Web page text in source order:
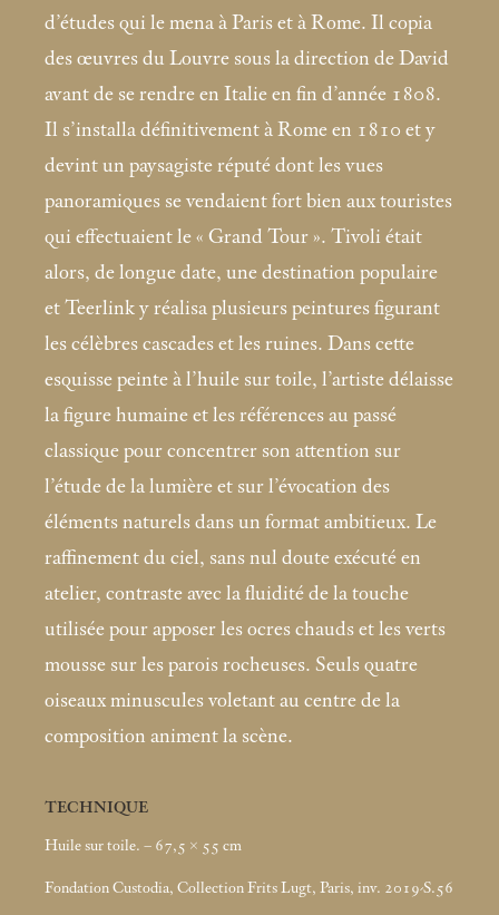
d’études qui le mena à Paris et à Rome. Il copia
des œuvres du Louvre sous la direction de David
avant de se rendre en Italie en fin d’année 1808.
Il s’installa définitivement à Rome en 1810 et y
devint un paysagiste réputé dont les vues
panoramiques se vendaient fort bien aux touristes
qui effectuaient le « Grand Tour ». Tivoli était
alors, de longue date, une destination populaire
et Teerlink y réalisa plusieurs peintures figurant
les célèbres cascades et les ruines. Dans cette
esquisse peinte à l’huile sur toile, l’artiste délaisse
la figure humaine et les références au passé
classique pour concentrer son attention sur
l’étude de la lumière et sur l’évocation des
éléments naturels dans un format ambitieux. Le
raffinement du ciel, sans nul doute exécuté en
atelier, contraste avec la fluidité de la touche
utilisée pour apposer les ocres chauds et les verts
mousse sur les parois rocheuses. Seuls quatre
oiseaux minuscules voletant au centre de la
composition animent la scène.
TECHNIQUE
Huile sur toile. – 67,5 × 55 cm
Fondation Custodia, Collection Frits Lugt, Paris, inv. 2019-S.56